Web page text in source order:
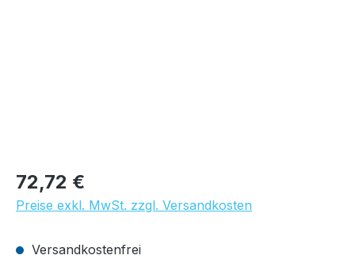
Regulärer Preis:
72,72 €
Preise exkl. MwSt. zzgl. Versandkosten
Versandkostenfrei